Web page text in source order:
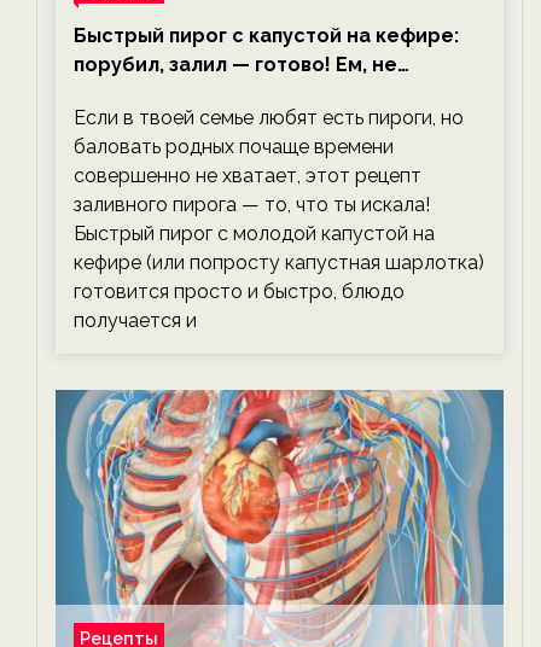
Быстрый пирог с капустой на кефире:
порубил, залил — готово! Ем, не
Если в твоей семье любят есть пироги, но
баловать родных почаще времени
совершенно не хватает, этот рецепт
заливного пирога — то, что ты искала!
Быстрый пирог с молодой капустой на
кефире (или попросту капустная шарлотка)
готовится просто и быстро, блюдо
получается и
Рецепты